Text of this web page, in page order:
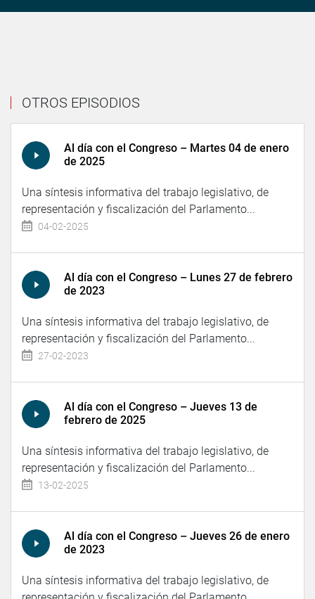
OTROS EPISODIOS
Al día con el Congreso – Martes 04 de enero
de 2025
Una síntesis informativa del trabajo legislativo, de
representación y fiscalización del Parlamento...
04-02-2025
Al día con el Congreso – Lunes 27 de febrero
de 2023
Una síntesis informativa del trabajo legislativo, de
representación y fiscalización del Parlamento...
27-02-2023
Al día con el Congreso – Jueves 13 de
febrero de 2025
Una síntesis informativa del trabajo legislativo, de
representación y fiscalización del Parlamento...
13-02-2025
Al día con el Congreso – Jueves 26 de enero
de 2023
Una síntesis informativa del trabajo legislativo, de